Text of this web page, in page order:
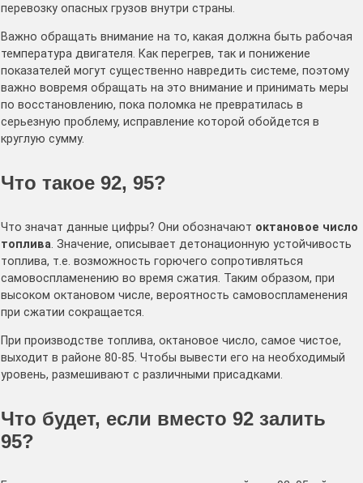
перевозку опасных грузов внутри страны.
Важно обращать внимание на то, какая должна быть рабочая
температура двигателя. Как перегрев, так и понижение
показателей могут существенно навредить системе, поэтому
важно вовремя обращать на это внимание и принимать меры
по восстановлению, пока поломка не превратилась в
серьезную проблему, исправление которой обойдется в
круглую сумму.
Что такое 92, 95?
Что значат данные цифры? Они обозначают октановое число
топлива. Значение, описывает детонационную устойчивость
топлива, т.е. возможность горючего сопротивляться
самовоспламенению во время сжатия. Таким образом, при
высоком октановом числе, вероятность самовоспламенения
при сжатии сокращается.
При производстве топлива, октановое число, самое чистое,
выходит в районе 80-85. Чтобы вывести его на необходимый
уровень, размешивают с различными присадками.
Что будет, если вместо 92 залить
95?